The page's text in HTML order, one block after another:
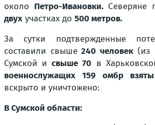
около Петро-Ивановки.Северяне
двух участках до 500 метров.
За сутки подтвержденные
составили свыше240 человек(из
Сумской исвыше 70 в
военнослужащих 159 омбр
вскрыто и уничтожено:
В Сумской области: